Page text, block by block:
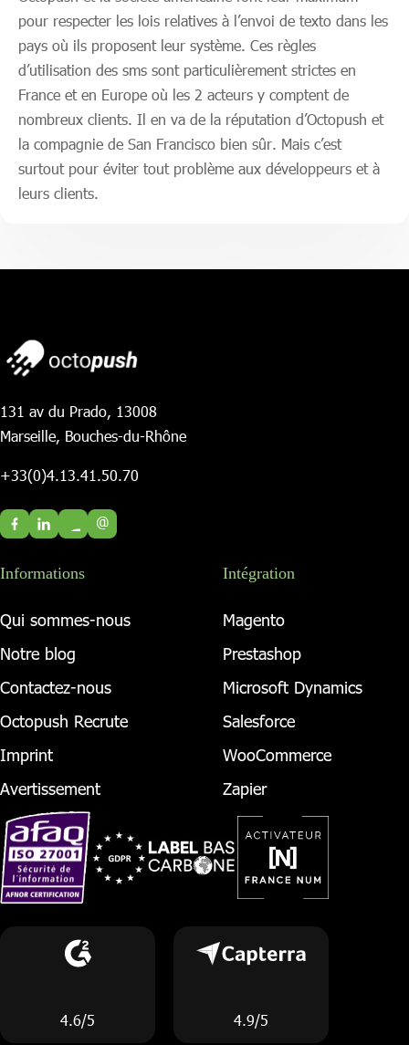
pour respecter les lois relatives à l’envoi de texto dans les
pays où ils proposent leur système. Ces règles
d’utilisation des sms sont particulièrement strictes en
France et en Europe où les 2 acteurs y comptent de
nombreux clients. Il en va de la réputation d’Octopush et
la compagnie de San Francisco bien sûr. Mais c’est
surtout pour éviter tout problème aux développeurs et à
leurs clients.
131 av du Prado, 13008
Marseille, Bouches-du-Rhône
+33(0)4.13.41.50.70
@
Informations
Qui sommes-nous
Notre blog
Contactez-nous
Octopush Recrute
Imprint
Avertissement
Intégration
Magento
Prestashop
Microsoft Dynamics
Salesforce
WooCommerce
Zapier
4.6/5 4.9/5